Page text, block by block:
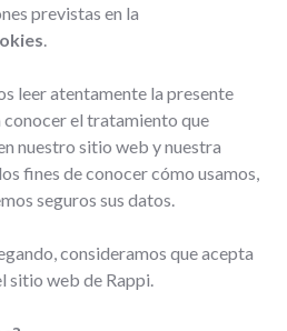
previstas en la
leer atentamente la presente
el tratamiento que
nuestro sitio web y nuestra
fines de conocer cómo usamos,
seguros sus datos.
consideramos que acepta
sitio web de Rappi.